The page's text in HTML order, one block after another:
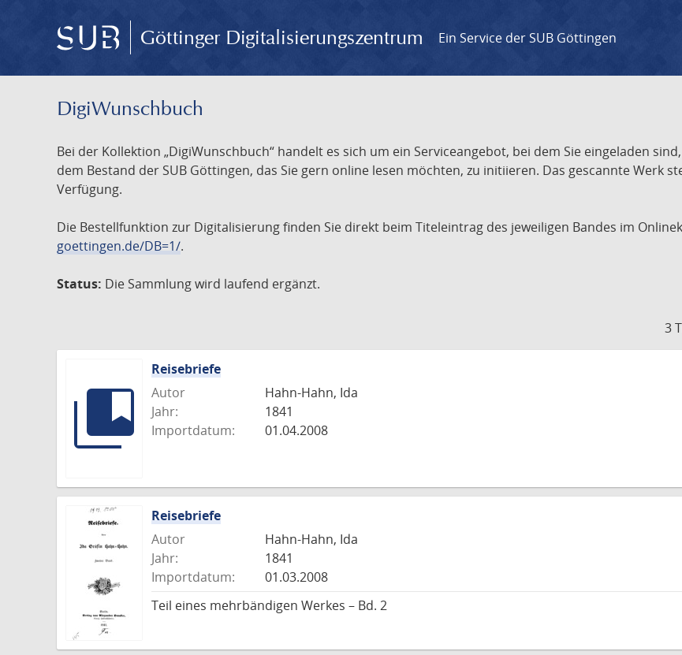
Göttinger Digitalisierungszentrum Ein Service der SUB Göttingen
DigiWunschbuch
Bei der Kollektion „DigiWunschbuch“ handelt es sich um ein Serviceangebot, bei dem Sie eingeladen
dem Bestand der SUB Göttingen, das Sie gern online lesen möchten, zu initiieren. Das gescannte Werk
Verfügung.
Die Bestellfunktion zur Digitalisierung finden Sie direkt beim Titeleintrag des jeweiligen Bandes im
goettingen.de/DB=1/.
Status: Die Sammlung wird laufend ergänzt.
3
Reisebriefe
Autor
Hahn-Hahn, Ida
Jahr:
1841
Importdatum:
01.04.2008
Reisebriefe
Autor
Hahn-Hahn, Ida
Jahr:
1841
Importdatum:
01.03.2008
Teil eines mehrbändigen Werkes – Bd. 2